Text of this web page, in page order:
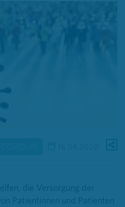
die Versorgung der
Patientinnen und Patienten